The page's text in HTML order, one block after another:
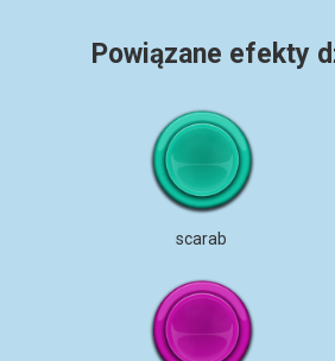
Powiązane efekty
scarab